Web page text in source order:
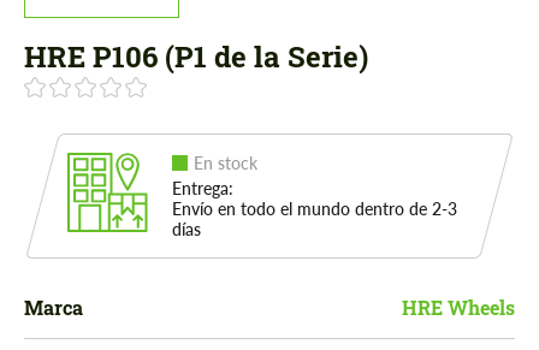
HRE P106 (P1 de la Serie)
En stock
Entrega:
Envío en todo el mundo dentro de 2-3
días
Marca HRE Wheels